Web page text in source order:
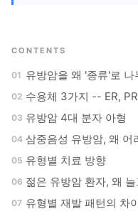
CONTENTS
유방암을 왜 '종류'로 나
수용체 3가지 -- ER,
유방암 4대 분자 아형
삼중음성 유방암, 왜 어
유형별 치료 방향
젊은 유방암 환자, 왜
유형별 재발 패턴의 차